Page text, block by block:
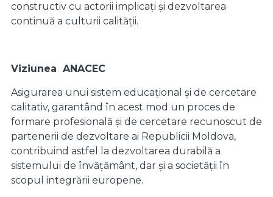
constructiv cu actorii implicați și dezvoltarea
continuă a culturii calității.
Viziunea ANACEC
Asigurarea unui sistem educațional și de cercetare
calitativ, garantând în acest mod un proces de
formare profesională și de cercetare recunoscut de
partenerii de dezvoltare ai Republicii Moldova,
contribuind astfel la dezvoltarea durabilă a
sistemului de învățământ, dar și a societății în
scopul integrării europene.